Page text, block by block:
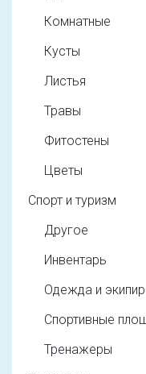
Комнатные
Кусты
Листья
Травы
Фитостены
Цветы
Спорт и туризм
Другое
Инвентарь
Одежда и
Спортивные
Тренажеры